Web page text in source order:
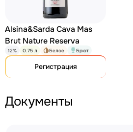
Alsina&Sarda Cava Mas
Brut Nature Reserva
12% 0.75 л Белое Брют
Регистрация
Документы